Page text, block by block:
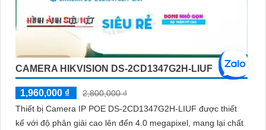
CAMERA HIKVISION DS-2CD1347G2H-LIUF
1,960,000 ₫
2,800,000 ₫
Thiết bị Camera IP POE DS-2CD1347G2H-LIUF được thiết
kế với độ phân giải cao lên đến 4.0 megapixel, mang lại chất